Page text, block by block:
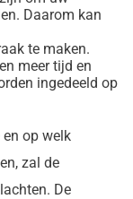
Daarom kan
te maken.
meer tijd en
ingedeeld op
op welk
zal de
De